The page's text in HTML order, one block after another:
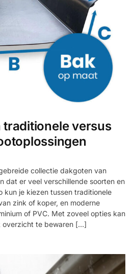
traditionele versus
collectie dakgoten van
dat er veel verschillende soorten en
kun je kiezen tussen traditionele
zink of koper, en moderne
of PVC. Met zoveel opties kan
overzicht te bewaren […]